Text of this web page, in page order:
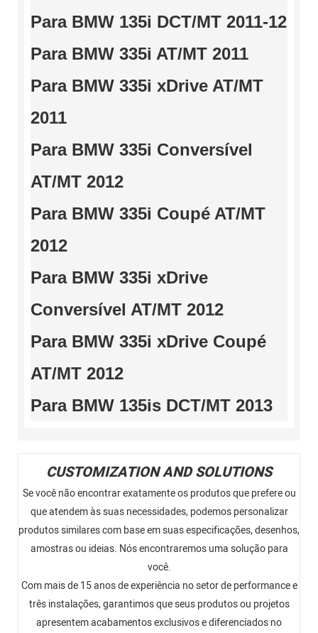
Para BMW 135i DCT/MT 2011-12
Para BMW 335i AT/MT 2011
Para BMW 335i xDrive AT/MT
2011
Para BMW 335i Conversível
AT/MT 2012
Para BMW 335i Coupé AT/MT
2012
Para BMW 335i xDrive
Conversível AT/MT 2012
Para BMW 335i xDrive Coupé
AT/MT 2012
Para BMW 135is DCT/MT 2013
CUSTOMIZATION AND SOLUTIONS
Se você não encontrar exatamente os produtos que prefere ou
que atendem às suas necessidades, podemos personalizar
produtos similares com base em suas especificações, desenhos,
amostras ou ideias. Nós encontraremos uma solução para
você.
Com mais de 15 anos de experiência no setor de performance e
três instalações, garantimos que seus produtos ou projetos
apresentem acabamentos exclusivos e diferenciados no